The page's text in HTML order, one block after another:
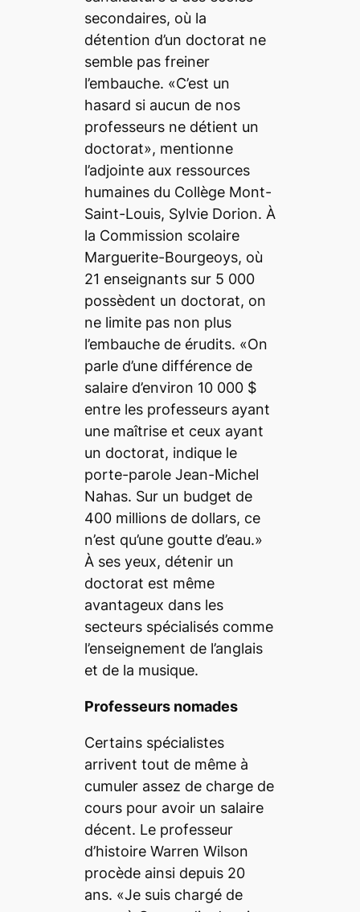
secondaires, où la
détention d’un doctorat ne
semble pas freiner
l’embauche. «C’est un
hasard si aucun de nos
professeurs ne détient un
doctorat», mentionne
l’adjointe aux ressources
humaines du Collège Mont-
Saint-Louis, Sylvie Dorion. À
la Commission scolaire
Marguerite-Bourgeoys, où
21 enseignants sur 5 000
possèdent un doctorat, on
ne limite pas non plus
l’embauche de érudits. «On
parle d’une différence de
salaire d’environ 10 000 $
entre les professeurs ayant
une maîtrise et ceux ayant
un doctorat, indique le
porte-parole Jean-Michel
Nahas. Sur un budget de
400 millions de dollars, ce
n’est qu’une goutte d’eau.»
À ses yeux, détenir un
doctorat est même
avantageux dans les
secteurs spécialisés comme
l’enseignement de l’anglais
et de la musique.
Professeurs nomades
Certains spécialistes
arrivent tout de même à
cumuler assez de charge de
cours pour avoir un salaire
décent. Le professeur
d’histoire Warren Wilson
procède ainsi depuis 20
ans. «Je suis chargé de